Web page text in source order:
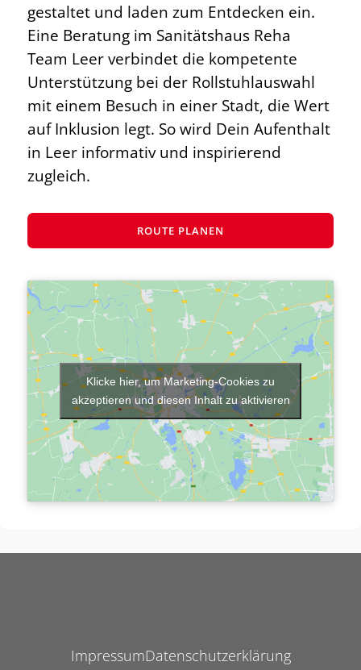
gestaltet und laden zum Entdecken ein.
Eine Beratung im Sanitätshaus Reha
Team Leer verbindet die kompetente
Unterstützung bei der Rollstuhlauswahl
mit einem Besuch in einer Stadt, die Wert
auf Inklusion legt. So wird Dein Aufenthalt
in Leer informativ und inspirierend
zugleich.
ROUTE PLANEN
Klicke hier, um Marketing-Cookies zu
akzeptieren und diesen Inhalt zu aktivieren
ImpressumDatenschutzerklärung